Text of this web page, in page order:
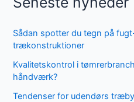
Sådan spotter du tegn på
trækonstruktioner
Kvalitetskontrol i
håndværk?
Tendenser for udendørs